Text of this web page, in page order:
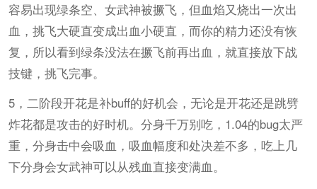
容易出现绿条空、女武神被撅飞，但血焰又烧出一次出
血，挑飞大硬直变成出血小硬直，而你的精力还没有恢
复，所以看到绿条没法在撅飞前再出血，就直接放下战
技键，挑飞完事。
5，二阶段开花是补buff的好机会，无论是开花还是跳劈
炸花都是攻击的好时机。分身千万别吃，1.04的bug太严
重，分身击中会吸血，吸血幅度和处决差不多，吃上几
下分身会女武神可以从残血直接变满血。